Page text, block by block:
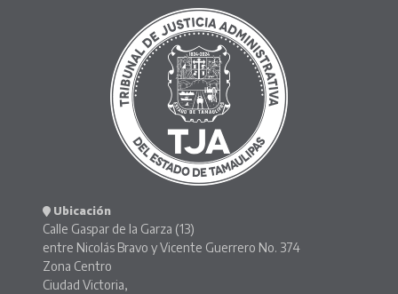
Ubicación
Calle Gaspar de la Garza (13)
entre Nicolás Bravo y Vicente Guerrero No. 374
Zona Centro
Ciudad Victoria,